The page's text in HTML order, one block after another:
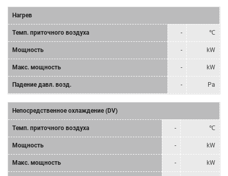
Нагрев
Tемп. приточного воздуха - ℃
Мощность - kW
Mакс. мощность - kW
Падение давл. возд. - Pa
Непосредственное охлаждение (DV)
Tемп. приточного воздуха - ℃
Мощность - kW
Mакс. мощность - kW